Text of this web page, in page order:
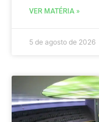
VER MATÉRIA »
5 de agosto de 2026